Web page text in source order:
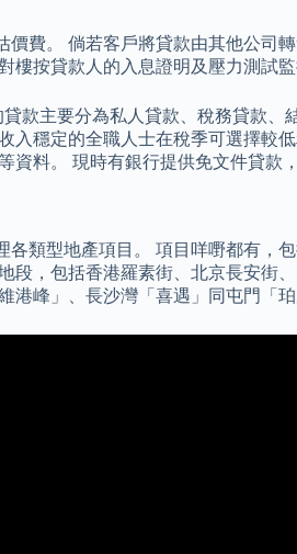
費。 倘若客戶將貸款由其他公司
按貸款人的入息證明及壓力測試
款主要分為私人貸款、稅務貸款
穩定的全職人士在稅季可選擇較
料。 現時有銀行提供免文件貸款
類型地產項目。 項目咩嘢都有，
，包括香港羅素街、北京長安街
峰」、長沙灣「喜遇」同屯門「